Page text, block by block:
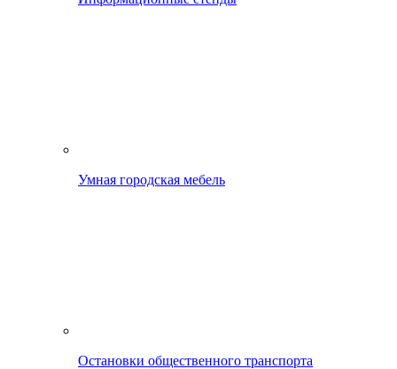
Умная городская мебель
Остановки общественного транспорта